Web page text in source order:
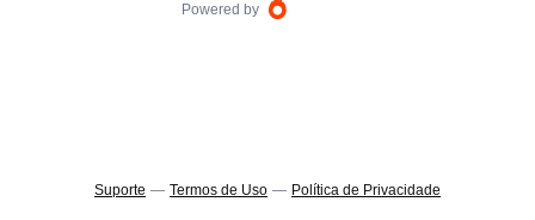
Powered by
Suporte — Termos de Uso — Política de Privacidade